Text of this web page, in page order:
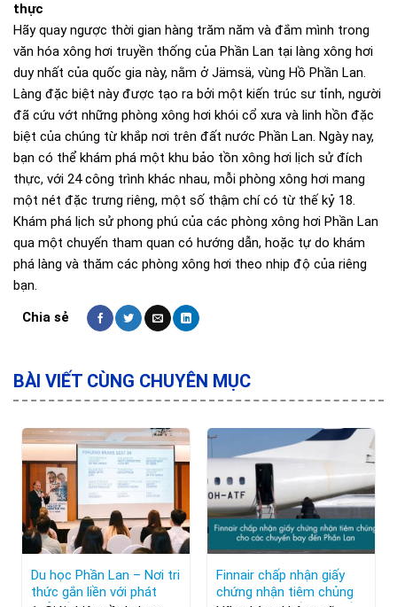
thực
Hãy quay ngược thời gian hàng trăm năm và đắm mình trong
văn hóa xông hơi truyền thống của Phần Lan tại làng xông hơi
duy nhất của quốc gia này, nằm ở Jämsä, vùng Hồ Phần Lan.
Làng đặc biệt này được tạo ra bởi một kiến trúc sư tỉnh, người
đã cứu vớt những phòng xông hơi khói cổ xưa và linh hồn đặc
biệt của chúng từ khắp nơi trên đất nước Phần Lan. Ngày nay,
bạn có thể khám phá một khu bảo tồn xông hơi lịch sử đích
thực, với 24 công trình khác nhau, mỗi phòng xông hơi mang
một nét đặc trưng riêng, một số thậm chí có từ thế kỷ 18.
Khám phá lịch sử phong phú của các phòng xông hơi Phần Lan
qua một chuyến tham quan có hướng dẫn, hoặc tự do khám
phá làng và thăm các phòng xông hơi theo nhịp độ của riêng
bạn.
BÀI VIẾT CÙNG CHUYÊN MỤC
Du học Phần Lan – Nơi tri
thức gắn liền với phát
Finnair chấp nhận giấy
chứng nhận tiêm chủng